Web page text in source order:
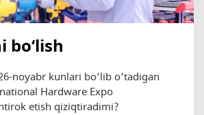
noyabr kunlari bo‘lib o‘tadigan
Hardware Expo
etish qiziqtiradimi?